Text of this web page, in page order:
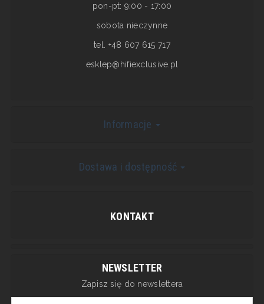
pon-pt: 9:00 - 17:00
sobota nieczynne
tel. +48 607 615 717
esklep@hifiexclusive.pl
Informacje
Dostawa i dostępność
KONTAKT
NEWSLETTER
Zapisz się do newslettera